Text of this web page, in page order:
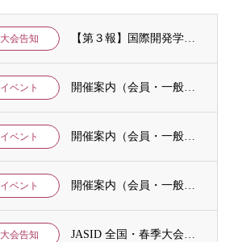
大会告知
イベント
イベント
イベント
大会告知